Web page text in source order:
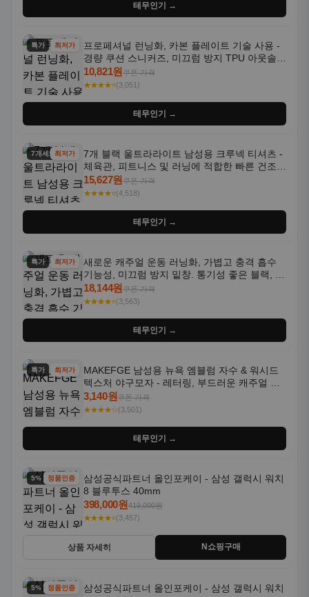
테무인기 →
특가 최저가
프로페셔널 런닝화, 카본 플레이트 기술 사용 -
경량 쿠션 스니커즈, 미끄럼 방지 TPU 아웃솔,
통기성 화이트-퍼플 그라데이션, 헬스, 트레이
닝 - 남성용, 여성용, 모든 계절에 적합
10,821원쿠폰 가격
★★★★⭐(3,051)
테무인기 →
7개세트최저가
7개 블랙 울트라라이트 남성용 크루넥 티셔츠 -
체육관, 피트니스 및 러닝에 적합한 빠른 건조,
통기성 좋은 수분 흡수 반팔 운동복
15,627원쿠폰 가격
★★★★⭐(4,518)
테무인기 →
특가 최저가
새로운 캐주얼 운동 러닝화, 가볍고 충격 흡수
기능성, 미끄럼 방지 밑창. 통기성 좋은 블랙, 화
이트, 퍼플 그라데이션 색상
18,144원쿠폰 가격
★★★★⭐(3,563)
테무인기 →
특가 최저가
MAKEFGE 남성용 뉴욕 엠블럼 자수 & 워시드
텍스처 야구모자 - 레터링, 부드러운 캐주얼 모
자, NYC 스타일
3,140원쿠폰 가격
★★★★☆(3,501)
테무인기 →
5% 할인정품인증
삼성공식파트너 올인포케이 - 삼성 갤럭시 워치
8 블루투스 40mm
398,000원419,000원
★★★★⭐(3,457)
상품 자세히 N쇼핑구매
5% 할인정품인증
삼성공식파트너 올인포케이 - 삼성 갤럭시 워치